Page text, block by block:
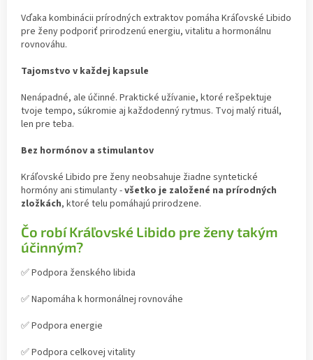
Vďaka kombinácii prírodných extraktov pomáha Kráľovské Libido
pre ženy podporiť prirodzenú energiu, vitalitu a hormonálnu
rovnováhu.
Tajomstvo v každej kapsule
Nenápadné, ale účinné. Praktické užívanie, ktoré rešpektuje
tvoje tempo, súkromie aj každodenný rytmus. Tvoj malý rituál,
len pre teba.
Bez hormónov a stimulantov
Kráľovské Libido pre ženy neobsahuje žiadne syntetické
hormóny ani stimulanty -všetko je založené na prírodných
zložkách, ktoré telu pomáhajú prirodzene.
Čo robí Kráľovské Libido pre ženy takým
účinným?
✅ Podpora ženského libida
✅ Napomáha k hormonálnej rovnováhe
✅ Podpora energie
✅ Podpora celkovej vitality